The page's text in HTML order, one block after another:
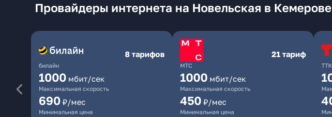
Провайдеры интернета на Новельская в Кемерове
билайн
8 тарифов
1000 мбит/сек
Максимальная скорость
690 ₽/мес
Минимальная цена
МТС
21 тариф
1000 мбит/сек
Максимальная скорость
450 ₽/мес
Минимальная цена
ТТК